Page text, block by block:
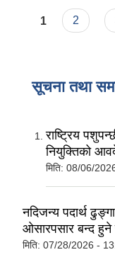
Pages
1 2
सूचना तथा
राष्ट्रिय
नियुक्तिको
मिति: 08/06/
नदिजन्य पदार्थ
ओसारपसार बन्द
मिति: 07/28/2026 -